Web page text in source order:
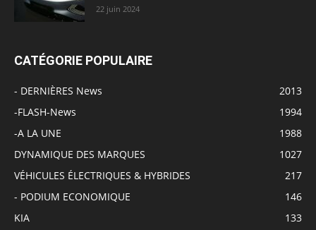
22 juin 2024
CATÉGORIE POPULAIRE
- DERNIÈRES News
2013
-FLASH-News
1994
-A LA UNE
1988
DYNAMIQUE DES MARQUES
1027
VÉHICULES ÉLECTRIQUES & HYBRIDES
217
- PODIUM ECONOMIQUE
146
KIA
133